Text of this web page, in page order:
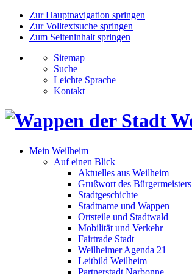
Zur Hauptnavigation springen
Zur Volltextsuche springen
Zum Seiteninhalt springen
Sitemap
Suche
Leichte Sprache
Kontakt
Mein Weilheim
Auf einen Blick
Aktuelles aus Weilheim
Grußwort des Bürgermeisters
Stadtgeschichte
Stadtname und Wappen
Ortsteile und Stadtwald
Mobilität und Verkehr
Fairtrade Stadt
Weilheimer Agenda 21
Leitbild Weilheim
Partnerstadt Narbonne